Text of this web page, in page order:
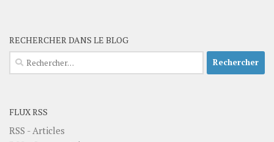
RECHERCHER DANS LE BLOG
Rechercher :
FLUX RSS
RSS - Articles